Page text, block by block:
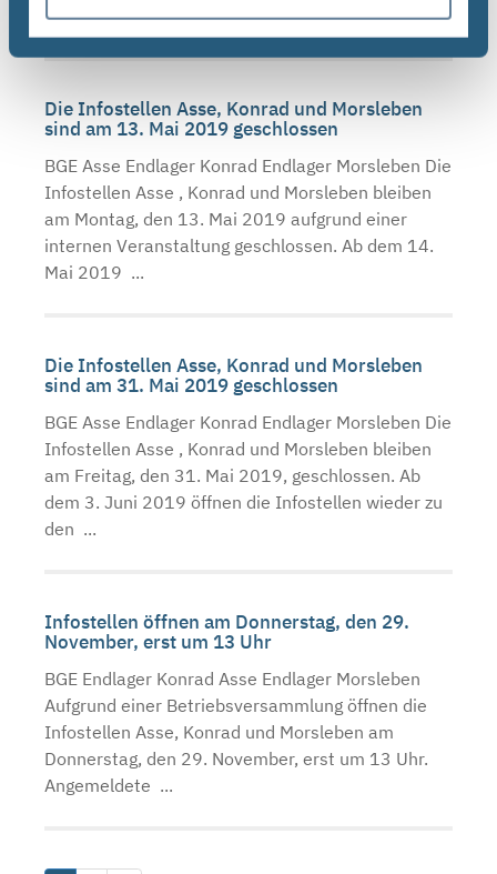
Deutschen ...
Die Infostellen Asse, Konrad und Morsleben
sind am 13. Mai 2019 geschlossen
BGE Asse Endlager Konrad Endlager Morsleben Die
Infostellen Asse , Konrad und Morsleben bleiben
am Montag, den 13. Mai 2019 aufgrund einer
internen Veranstaltung geschlossen. Ab dem 14.
Mai 2019 ...
Die Infostellen Asse, Konrad und Morsleben
sind am 31. Mai 2019 geschlossen
BGE Asse Endlager Konrad Endlager Morsleben Die
Infostellen Asse , Konrad und Morsleben bleiben
am Freitag, den 31. Mai 2019, geschlossen. Ab
dem 3. Juni 2019 öffnen die Infostellen wieder zu
den ...
Infostellen öffnen am Donnerstag, den 29.
November, erst um 13 Uhr
BGE Endlager Konrad Asse Endlager Morsleben
Aufgrund einer Betriebsversammlung öffnen die
Infostellen Asse, Konrad und Morsleben am
Donnerstag, den 29. November, erst um 13 Uhr.
Angemeldete ...